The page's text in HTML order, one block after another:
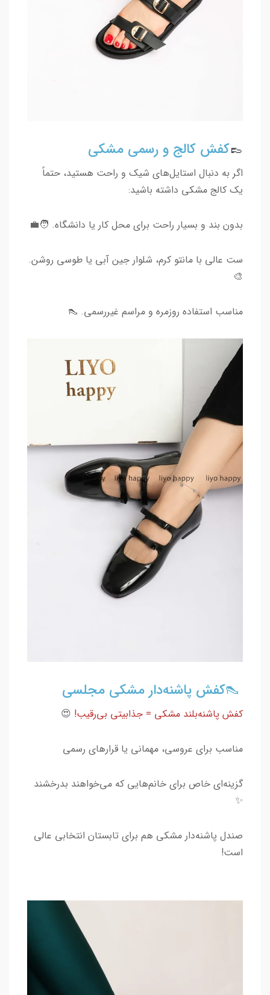
👞کفش کالج و رسمی مشکی
اگر به دنبال استایل‌های شیک و راحت هستید، حتماً
یک کالج مشکی داشته باشید:
بدون بند و بسیار راحت برای محل کار یا دانشگاه. 🧑‍💼
ست عالی با مانتو کرم، شلوار جین آبی یا طوسی روشن.
🎨
مناسب استفاده روزمره و مراسم غیررسمی. 👠
👠کفش پاشنه‌دار مشکی مجلسی
کفش پاشنه‌بلند مشکی = جذابیتی بی‌رقیب! 😍
مناسب برای عروسی، مهمانی یا قرارهای رسمی
گزینه‌ای خاص برای خانم‌هایی که می‌خواهند بدرخشند
✨
صندل پاشنه‌دار مشکی هم برای تابستان انتخابی عالی
است!